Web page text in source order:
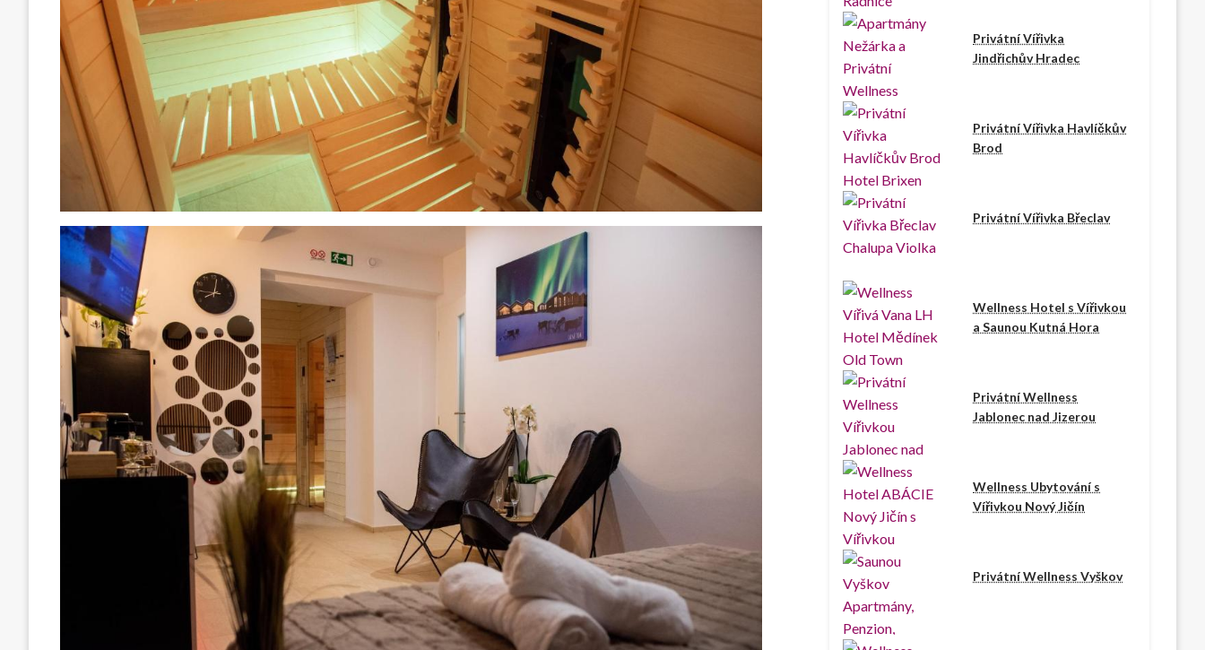
Privátní Vířivka
Jindřichův Hradec
Privátní Vířivka Havlíčkův
Brod
Privátní Vířivka Břeclav
Wellness Hotel s Vířivkou
a Saunou Kutná Hora
Privátní Wellness
Jablonec nad Jizerou
Wellness Ubytování s
Vířivkou Nový Jičín
Privátní Wellness Vyškov